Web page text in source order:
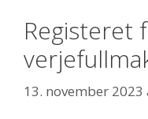
Registeret
13. november 2023